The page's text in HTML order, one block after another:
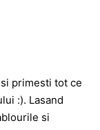
primesti tot ce
:). Lasand
si